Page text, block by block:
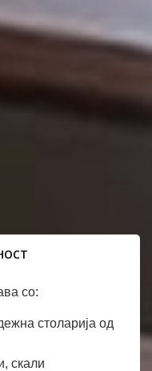
со:
столарија од
скали